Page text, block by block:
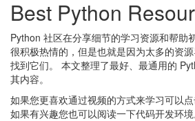
Best Python
Python 社区在分享细节的学习资源和帮助
很积极热情的，但是也就是因为太多的资
找到它们。 本文整理了最好、最通用的
其内容。
如果您更喜欢通过视频的方式来学习可以
如果有兴趣您也可以阅读一下代码开发环境